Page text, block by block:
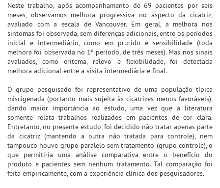
Neste trabalho, após acompanhamento de 69 pacientes por seis
meses, observamos melhora progressiva no aspecto da cicatriz,
avaliado com a escala de Vancouver. Em geral, a melhora nos
sintomas foi observada, sem diferenças adicionais, entre os períodos
inicial e intermediário, como em prurido e sensibilidade (toda
melhora foi observada no 1º período, de três meses). Mas nos sinais
avaliados, como eritema, relevo e flexibilidade, foi detectada
melhora adicional entre a visita intermediária e final.
O grupo pesquisado foi representativo de uma população típica
miscigenada (portanto mais sujeita às cicatrizes menos favoráveis),
dando maior importância ao estudo, uma vez que a literatura
somente relata trabalhos realizados em pacientes de cor clara.
Entretanto, no presente estudo, foi decidido não tratar apenas parte
da cicatriz (mantendo a outra não tratada para controle), nem
tampouco houve grupo paralelo sem tratamento (grupo controle), o
que permitiria uma análise comparativa entre o benefício do
produto e pacientes sem nenhum tratamento. Tal comparação foi
feita empiricamente, com a experiência clínica dos pesquisadores.